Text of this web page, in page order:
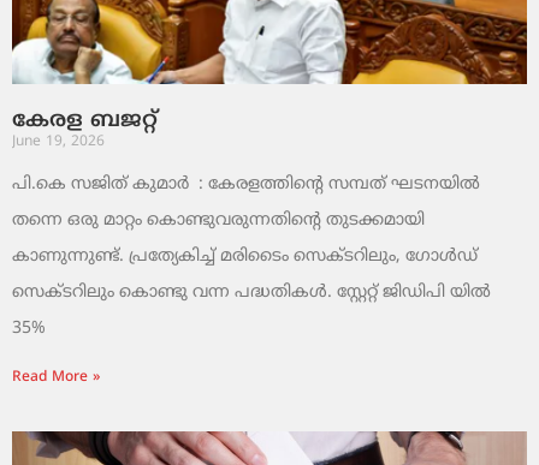
കേരള ബജറ്റ്
June 19, 2026
പി.കെ സജിത് കുമാര്‍ : കേരളത്തിന്റെ സമ്പത് ഘടനയിൽ
തന്നെ ഒരു മാറ്റം കൊണ്ടുവരുന്നതിന്റെ തുടക്കമായി
കാണുന്നുണ്ട്. പ്രത്യേകിച്ച് മരിടൈം സെക്ടറിലും, ഗോൾഡ്
സെക്ടറിലും കൊണ്ടു വന്ന പദ്ധതികൾ. സ്റ്റേറ്റ് ജിഡിപി യിൽ
35%
Read More »